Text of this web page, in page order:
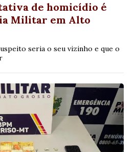
de homicídio é
Militar em Alto
seria o seu vizinho e que o